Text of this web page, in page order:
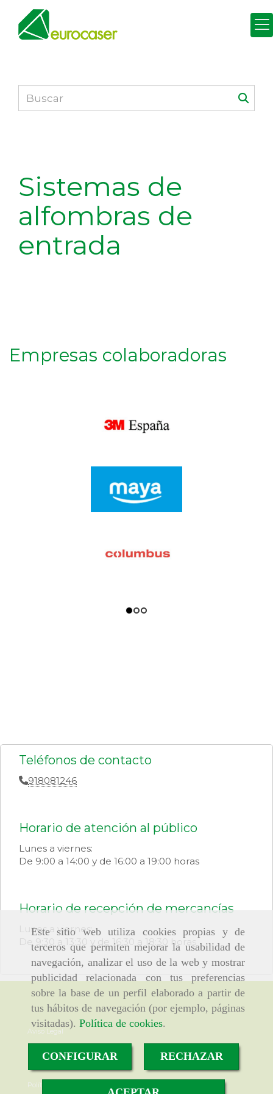
Este sitio web utiliza cookies propias y de
terceros que permiten mejorar la usabilidad de
navegación, analizar el uso de la web y mostrar
publicidad relacionada con tus preferencias
sobre la base de un perfil elaborado a partir de
tus hábitos de navegación (por ejemplo, páginas
visitadas). Política de cookies.
CONFIGURAR RECHAZAR
Sistemas de
alfombras de
entrada
Empresas colaboradoras
Teléfonos de contacto
918081246
Horario de atención al público
Lunes a viernes:
De 9:00 a 14:00 y de 16:00 a 19:00 horas
Horario de recepción de mercancías
Lunes a viernes:
De 9:30 a 13:30 y de 16:30 a 18:30 horas
Aviso Legal
Política de cookies
Política de Privacidad